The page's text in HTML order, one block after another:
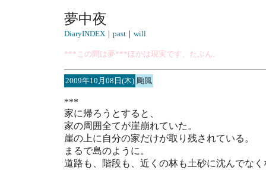
夢中夜
DiaryINDEX｜ past｜ will
***この間は夢***ほかは現実です、たぶん。
2009年10月08日(木) 颱風
***
家に帰ろうとすると、
家の周囲全てが崖崩れていた。
崖の上に自分の家だけが取り残されている。
まるで島のように。
道路も、階段も、近くの林も土砂に沈んでな